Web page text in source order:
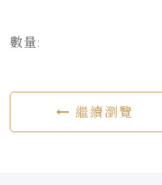
數量:
繼續瀏覽